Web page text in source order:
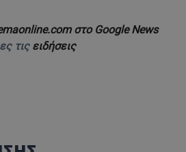
στο Google News
τις ειδήσεις